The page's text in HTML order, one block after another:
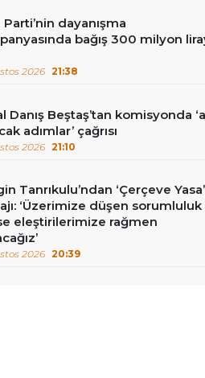
Parti’nin dayanışma
bağış 300 milyon
2026 21:38
Danış Beştaş’tan komisyonda
adımlar’ çağrısı
2026 21:10
Tanrıkulu’ndan ‘Çerçeve Yasa’
‘Üzerimize düşen sorumluluk
eleştirilerimize rağmen
2026 20:39